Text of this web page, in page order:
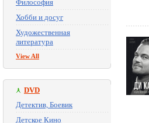
Философия
Хобби и досуг
Художественная
литература
View All
DVD
Детектив, Боевик
Детское Кино